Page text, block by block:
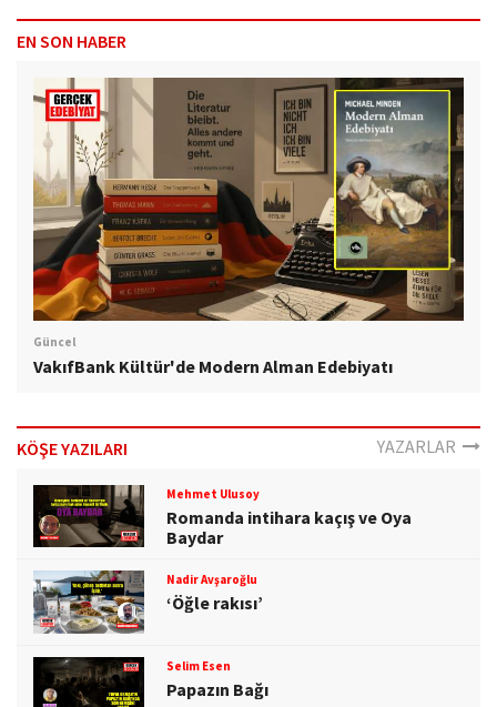
EN SON HABER
Güncel
VakıfBank Kültür'de Modern Alman Edebiyatı
KÖŞE YAZILARI YAZARLAR
Mehmet Ulusoy
Romanda intihara kaçış ve Oya
Baydar
Nadir Avşaroğlu
‘Öğle rakısı’
Selim Esen
Papazın Bağı